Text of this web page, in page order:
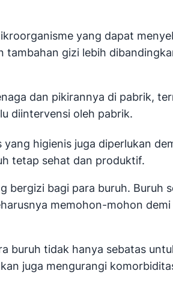
yang dapat
gizi lebih
dan pikirannya di pabrik,
diintervensi oleh pabrik.
yang higienis juga diperlukan
tetap sehat dan produktif.
bergizi bagi para buruh. Buruh
memohon-mohon
buruh tidak hanya sebatas
juga mengurangi